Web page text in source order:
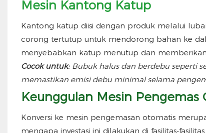
Mesin Kantong Katup
Kantong katup diisi dengan produk melalui
corong tertutup untuk mendorong bahan ke
menyebabkan katup menutup dan
Cocok untuk: Bubuk halus dan berdebu seperti
memastikan emisi debu minimal selama
Keunggulan Mesin Pengemas
Konversi ke mesin pengemasan otomatis
mengapa investasi ini dilakukan di fasilitas-